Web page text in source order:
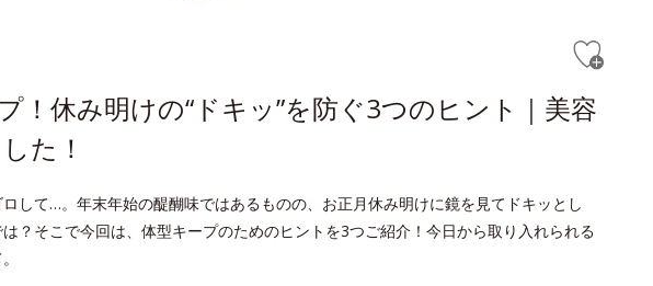
！休み明けの“ドキッ”を防ぐ3つのヒント｜美容
た！
して…。年末年始の醍醐味ではあるものの、お正月休み明けに鏡を見てドキッとし
？そこで今回は、体型キープのためのヒントを3つご紹介！今日から取り入れられる